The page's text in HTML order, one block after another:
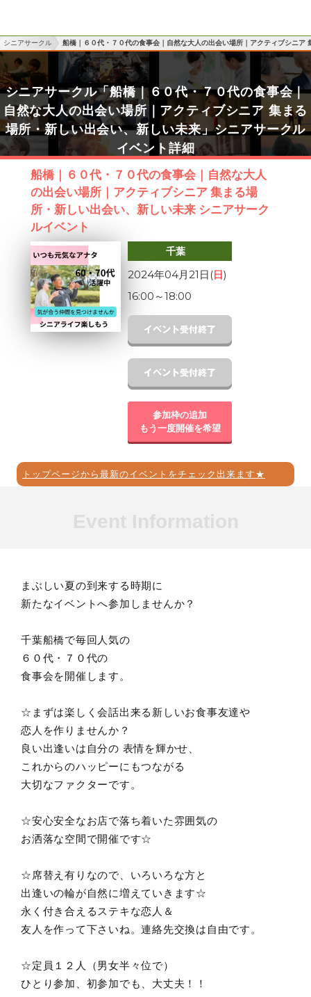
シニアサークル 船橋｜６０代・７０代の食事会｜自然な大人の出会い場所｜アクティブシニア
シニアサークル「船橋｜６０代・７０代の食事会｜
自然な大人の出会い場所｜アクティブシニア 集まる
場所・新しい出会い、新しい未来」シニアサークル
イベント詳細
船橋｜６０代・７０代の食事会｜自然な大人
の出会い場所｜アクティブシニア 集まる場
所・新しい出会い、新しい未来 シニアサーク
ルイベント
千葉
2024年04月21日(日)
16:00 ～18:00
参加枠の追加
もう一度開催を希望
トップページから最新のイベントをチェック出来ます★
まぶしい夏の到来する時期に
新たなイベントへ参加しませんか？
千葉船橋で毎回人気の
６０代・７０代の
食事会を開催します。
☆まずは楽しく会話出来る新しいお食事友達や
恋人を作りませんか？
良い出逢いは自分の 表情を輝かせ、
これからのハッピーにもつながる
大切なファクターです。
☆安心安全なお店で落ち着いた雰囲気の
お洒落な空間で開催です☆
☆席替え有りなので、いろいろな方と
出逢いの輪が自然に増えていきます☆
永く付き合えるステキな恋人＆
友人を作って下さいね。連絡先交換は自由です。
☆定員１２人（男女半々位で）
ひとり参加、初参加でも、大丈夫！！